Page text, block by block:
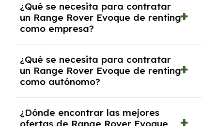
y, en algunos casos, una consulta de solvencia
crediticia y un pago inicial.
¿Qué se necesita para contratar
un Range Rover Evoque de renting
como empresa?
documentación financiera y, en algunos
casos, un informe de solvencia de la empresa
y un pago inicial.
¿Qué se necesita para contratar
un Range Rover Evoque de renting
como autónomo?
autónomos, justificante de ingresos y, en
¿Dónde encontrar las mejores
ofertas de Range Rover Evoque